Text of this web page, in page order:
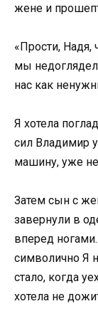
жене и
«Прости, Надя,
мы
нас как
Я хотела
сил Владимир
машину, уже
Затем сын с
завернули в
вперед
символично Я
стало, когда
хотела не